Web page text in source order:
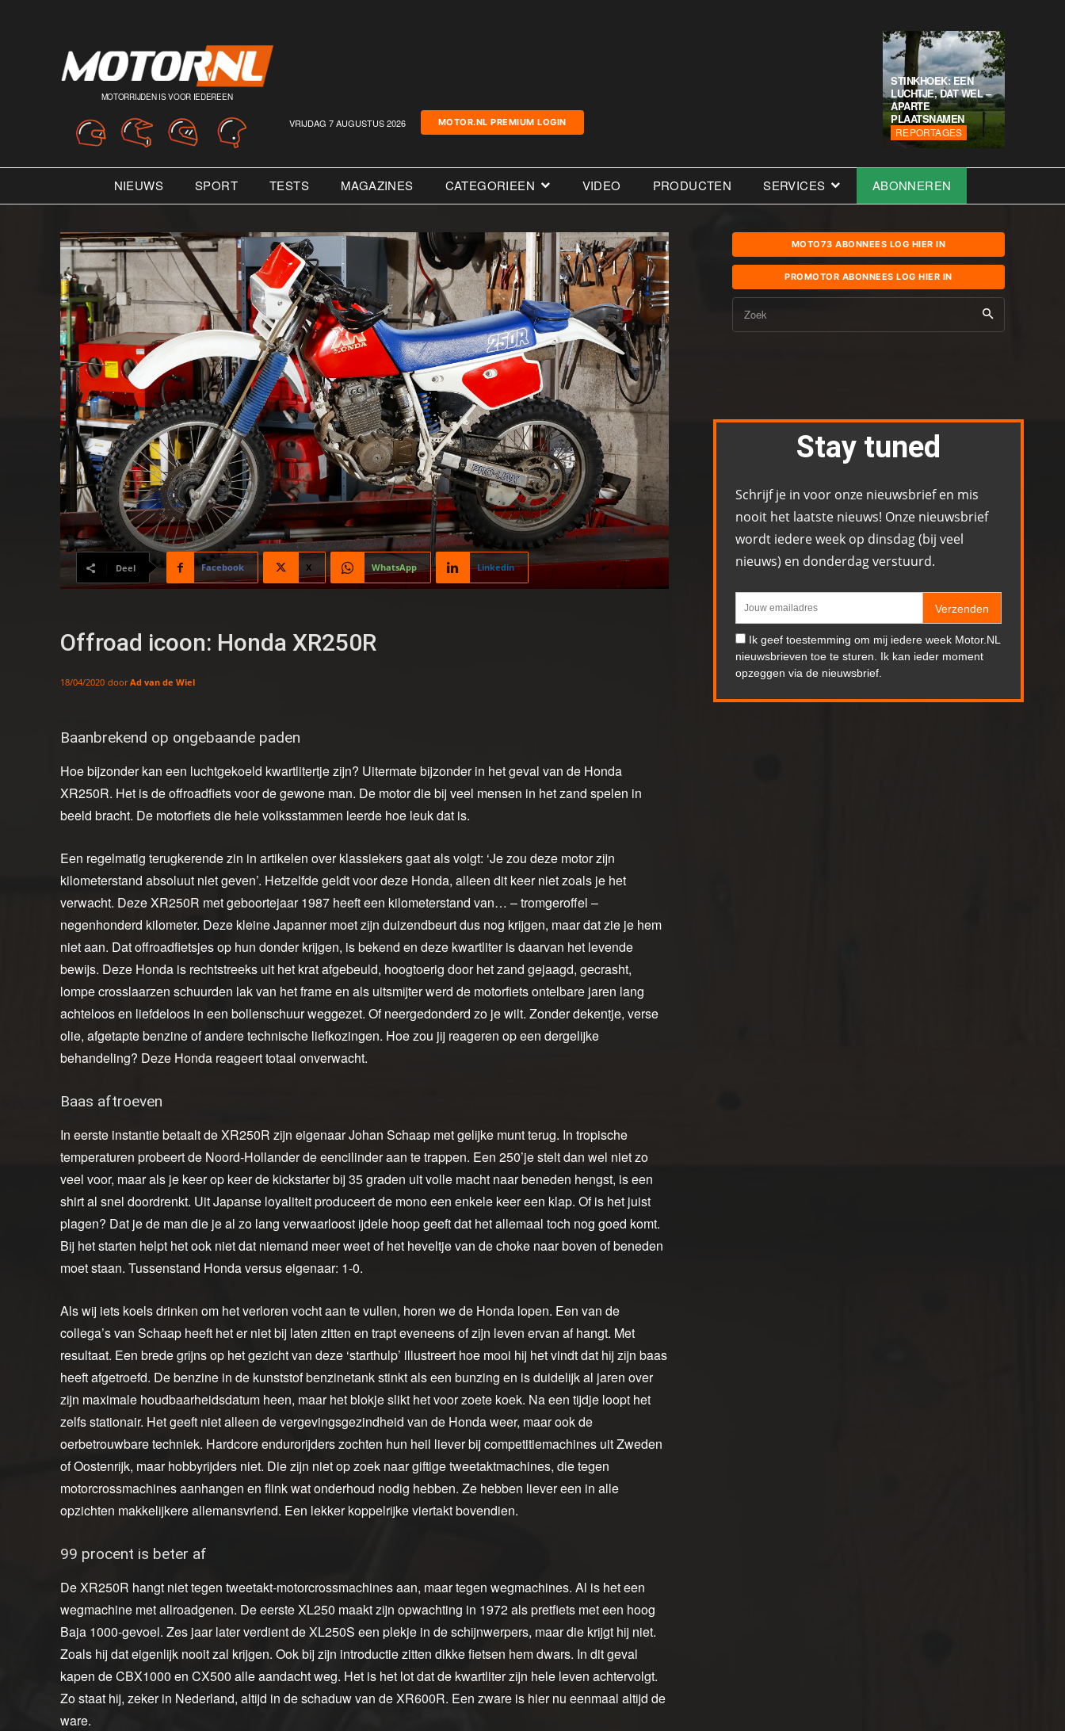
MOTORRIJDEN IS VOOR IEDEREEN
VRIJDAG 7 AUGUSTUS 2026 MOTOR.NL PREMIUM LOGIN
STINKHOEK: EEN
LUCHTJE, DAT WEL –
APARTE
PLAATSNAMEN
REPORTAGES
NIEUWS SPORT TESTS MAGAZINES CATEGORIEEN VIDEO PRODUCTEN SERVICES ABONNEREN
Deel Facebook X WhatsApp Linkedin
Offroad icoon: Honda XR250R
18/04/2020 door Ad van de Wiel
Baanbrekend op ongebaande paden
Hoe bijzonder kan een luchtgekoeld kwartlitertje zijn? Uitermate bijzonder in het geval van de Honda
XR250R. Het is de offroadfiets voor de gewone man. De motor die bij veel mensen in het zand spelen in
beeld bracht. De motorfiets die hele volksstammen leerde hoe leuk dat is.
Een regelmatig terugkerende zin in artikelen over klassiekers gaat als volgt: ‘Je zou deze motor zijn
kilometerstand absoluut niet geven’. Hetzelfde geldt voor deze Honda, alleen dit keer niet zoals je het
verwacht. Deze XR250R met geboortejaar 1987 heeft een kilometerstand van… – tromgeroffel –
negenhonderd kilometer. Deze kleine Japanner moet zijn duizendbeurt dus nog krijgen, maar dat zie je hem
niet aan. Dat offroadfietsjes op hun donder krijgen, is bekend en deze kwartliter is daarvan het levende
bewijs. Deze Honda is rechtstreeks uit het krat afgebeuld, hoogtoerig door het zand gejaagd, gecrasht,
lompe crosslaarzen schuurden lak van het frame en als uitsmijter werd de motorfiets ontelbare jaren lang
achteloos en liefdeloos in een bollenschuur weggezet. Of neergedonderd zo je wilt. Zonder dekentje, verse
olie, afgetapte benzine of andere technische liefkozingen. Hoe zou jij reageren op een dergelijke
behandeling? Deze Honda reageert totaal onverwacht.
Baas aftroeven
In eerste instantie betaalt de XR250R zijn eigenaar Johan Schaap met gelijke munt terug. In tropische
temperaturen probeert de Noord-Hollander de eencilinder aan te trappen. Een 250’je stelt dan wel niet zo
veel voor, maar als je keer op keer de kickstarter bij 35 graden uit volle macht naar beneden hengst, is een
shirt al snel doordrenkt. Uit Japanse loyaliteit produceert de mono een enkele keer een klap. Of is het juist
plagen? Dat je de man die je al zo lang verwaarloost ijdele hoop geeft dat het allemaal toch nog goed komt.
Bij het starten helpt het ook niet dat niemand meer weet of het heveltje van de choke naar boven of beneden
moet staan. Tussenstand Honda versus eigenaar: 1-0.
Als wij iets koels drinken om het verloren vocht aan te vullen, horen we de Honda lopen. Een van de
collega’s van Schaap heeft het er niet bij laten zitten en trapt eveneens of zijn leven ervan af hangt. Met
resultaat. Een brede grijns op het gezicht van deze ‘starthulp’ illustreert hoe mooi hij het vindt dat hij zijn baas
heeft afgetroefd. De benzine in de kunststof benzinetank stinkt als een bunzing en is duidelijk al jaren over
zijn maximale houdbaarheidsdatum heen, maar het blokje slikt het voor zoete koek. Na een tijdje loopt het
zelfs stationair. Het geeft niet alleen de vergevingsgezindheid van de Honda weer, maar ook de
oerbetrouwbare techniek. Hardcore endurorijders zochten hun heil liever bij competitiemachines uit Zweden
of Oostenrijk, maar hobbyrijders niet. Die zijn niet op zoek naar giftige tweetaktmachines, die tegen
motorcrossmachines aanhangen en flink wat onderhoud nodig hebben. Ze hebben liever een in alle
opzichten makkelijkere allemansvriend. Een lekker koppelrijke viertakt bovendien.
99 procent is beter af
De XR250R hangt niet tegen tweetakt-motorcrossmachines aan, maar tegen wegmachines. Al is het een
wegmachine met allroadgenen. De eerste XL250 maakt zijn opwachting in 1972 als pretfiets met een hoog
Baja 1000-gevoel. Zes jaar later verdient de XL250S een plekje in de schijnwerpers, maar die krijgt hij niet.
Zoals hij dat eigenlijk nooit zal krijgen. Ook bij zijn introductie zitten dikke fietsen hem dwars. In dit geval
kapen de CBX1000 en CX500 alle aandacht weg. Het is het lot dat de kwartliter zijn hele leven achtervolgt.
Zo staat hij, zeker in Nederland, altijd in de schaduw van de XR600R. Een zware is hier nu eenmaal altijd de
ware.
MOTO73 ABONNEES LOG HIER IN
PROMOTOR ABONNEES LOG HIER IN
Zoek
Stay tuned
Schrijf je in voor onze nieuwsbrief en mis
nooit het laatste nieuws! Onze nieuwsbrief
wordt iedere week op dinsdag (bij veel
nieuws) en donderdag verstuurd.
Verzenden
Ik geef toestemming om mij iedere week Motor.NL
nieuwsbrieven toe te sturen. Ik kan ieder moment
opzeggen via de nieuwsbrief.